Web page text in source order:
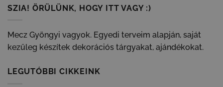
SZIA! ÖRÜLÜNK, HOGY ITT VAGY :)
Mecz Gyöngyi vagyok. Egyedi terveim alapján, saját
kezűleg készítek dekorációs tárgyakat, ajándékokat.
LEGUTÓBBI CIKKEINK